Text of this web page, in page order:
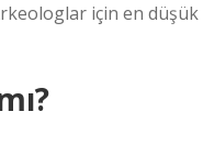
için en